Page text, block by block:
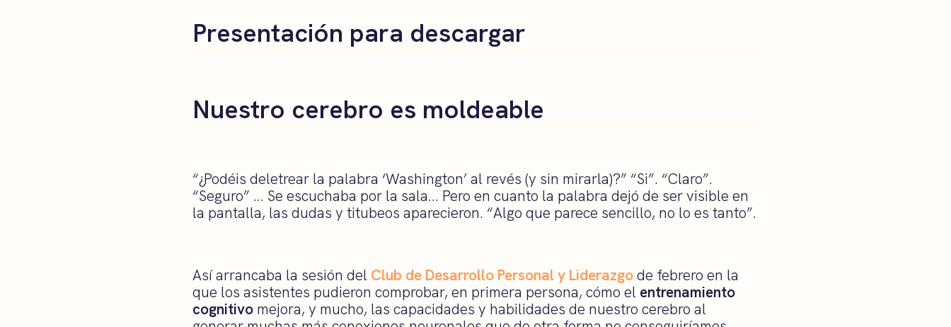
Presentación para descargar
Nuestro cerebro es moldeable
“¿Podéis deletrear la palabra ‘Washington’ al revés (y sin mirarla)?” “Si”. “Claro”.
“Seguro” … Se escuchaba por la sala… Pero en cuanto la palabra dejó de ser visible en
la pantalla, las dudas y titubeos aparecieron. “Algo que parece sencillo, no lo es tanto”.
Así arrancaba la sesión del Club de Desarrollo Personal y Liderazgode febrero en la
que los asistentes pudieron comprobar, en primera persona, cómo el entrenamiento
cognitivo mejora, y mucho, las capacidades y habilidades de nuestro cerebro al